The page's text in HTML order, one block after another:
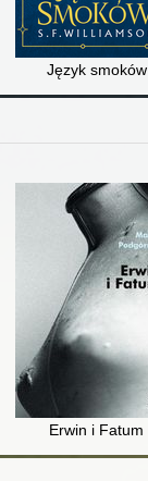
Język smoków
Erwin i Fatum